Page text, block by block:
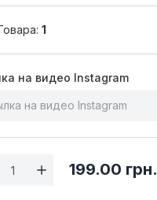
1
на видео Instagram
199.00 грн.